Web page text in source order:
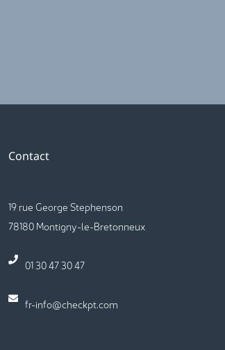
Contact
19 rue George Stephenson
78180 Montigny-le-Bretonneux
01 30 47 30 47
fr-info@checkpt.com